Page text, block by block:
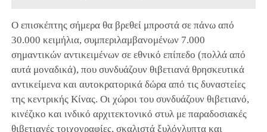
Ο επισκέπτης σήμερα θα βρεθεί μπροστά σε πάνω από
30.000 κειμήλια, συμπεριλαμβανομένων 7.000
σημαντικών αντικειμένων σε εθνικό επίπεδο (πολλά από
αυτά μοναδικά), που συνδυάζουν θιβετιανά θρησκευτικά
αντικείμενα και αυτοκρατορικά δώρα από τις δυναστείες
της κεντρικής Κίνας. Οι χώροι του συνδυάζουν θιβετιανό,
κινέζικο και ινδικό αρχιτεκτονικό στυλ με παραδοσιακές
θιβετιανές τοιχογραφίες, σκαλιστά ξυλόγλυπτα και